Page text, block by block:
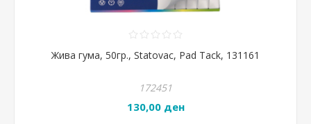
Жива гума, 50гр., Statovac, Pad Tack, 131161
172451
130,00 ден